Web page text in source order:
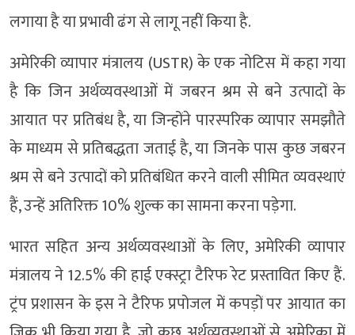
लगाया है या प्रभावी ढंग से लागू नहीं किया है.
अमेरिकी व्यापार मंत्रालय (USTR) के एक नोटिस में कहा गया
है कि जिन अर्थव्यवस्थाओं में जबरन श्रम से बने उत्पादों के
आयात पर प्रतिबंध है, या जिन्होंने पारस्परिक व्यापार समझौते
के माध्यम से प्रतिबद्धता जताई है, या जिनके पास कुछ जबरन
श्रम से बने उत्पादों को प्रतिबंधित करने वाली सीमित व्यवस्थाएं
हैं, उन्हें अतिरिक्त 10% शुल्क का सामना करना पड़ेगा.
भारत सहित अन्य अर्थव्यवस्थाओं के लिए, अमेरिकी व्यापार
मंत्रालय ने 12.5% ​​की हाई एक्स्ट्रा टैरिफ रेट प्रस्तावित किए हैं.
ट्रंप प्रशासन के इस ने टैरिफ प्रपोजल में कपड़ों पर आयात का